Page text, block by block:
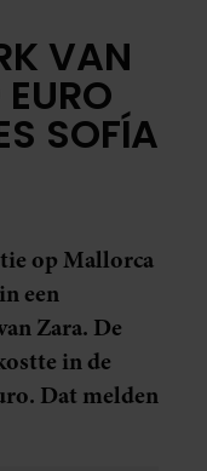
VAN
SOFÍA
op Mallorca
een
Zara. De
in de
Dat melden